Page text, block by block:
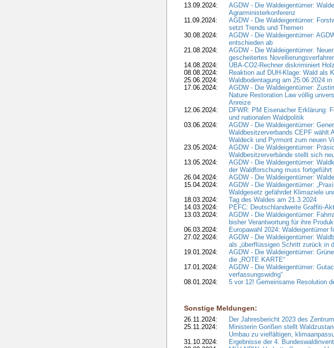
13.09.2024:
AGDW - Die Waldeigentümer:
Agrarministerkonferenz
11.09.2024:
AGDW - Die Waldeigentümer:
setzt Trends und Themen
30.08.2024:
AGDW - Die Waldeigentümer:
entschieden ab
21.08.2024:
AGDW - Die Waldeigentümer:
gescheitertes
14.08.2024:
UBA-CO2-Rechner diskriminiert
08.08.2024:
Reaktion auf DUH-Klage: Wald als
25.06.2024:
Waldbodentagung am 25.06.2024
17.06.2024:
AGDW - Die Waldeigentümer:
Nature Restoration Law völlig
Anreize
12.06.2024:
DFWR: PM Eisenacher Erklärung:
und nationalen Waldpolitik
03.06.2024:
AGDW - Die Waldeigentümer:
Waldbesitzerverbands CEPF wählt
Waldeck und Pyrmont zum neuen
23.05.2024:
AGDW - Die Waldeigentümer:
Waldbesitzerverbände stellt sich
13.05.2024:
AGDW - Die Waldeigentümer:
der Waldforschung muss fortgeführt
26.04.2024:
AGDW - Die Waldeigentümer:
15.04.2024:
AGDW - Die Waldeigentümer:
Waldgesetz gefährdet Klimaziele
18.03.2024:
Tag des Waldes am 21.3.2024
14.03.2024:
PEFC: Deutschlandweite Graffiti-
13.03.2024:
AGDW - Die Waldeigentümer:
bisher Verantwortung für ihre
06.03.2024:
Europawahl 2024: Waldeigentümer
27.02.2024:
AGDW - Die Waldeigentümer:
als „überflüssigen Schritt zurück in
19.01.2024:
AGDW - Die Waldeigentümer:
die „ROTE KARTE“
17.01.2024:
AGDW - Die Waldeigentümer:
verfassungswidrig“
08.01.2024:
5 vor 12! Gemeinsame Resolution
Sonstige Meldungen:
26.11.2024:
Der Jahresbericht 2023 des
25.11.2024:
Ministerin Gorißen stellt
Umbau zu vielfältigen,
31.10.2024:
Ergebnisse der 4.